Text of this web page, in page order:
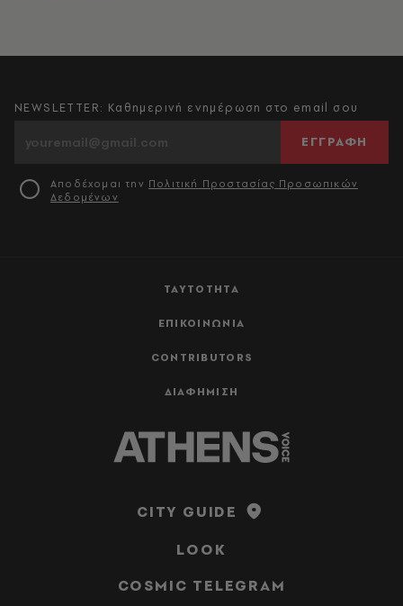
ΤΑΥΤΟΤΗΤΑ
ΕΠΙΚΟΙΝΩΝΙΑ
CONTRIBUTORS
ΔΙΑΦΗΜΙΣΗ
NEWSLETTER: Καθημερινή ενημέρωση στο email σου
ΕΓΓΡΑΦΗ
Αποδέχομαι την Πολιτική Προστασίας Προσωπικών
Δεδομένων
CITY GUIDE
LOOK
COSMIC TELEGRAM